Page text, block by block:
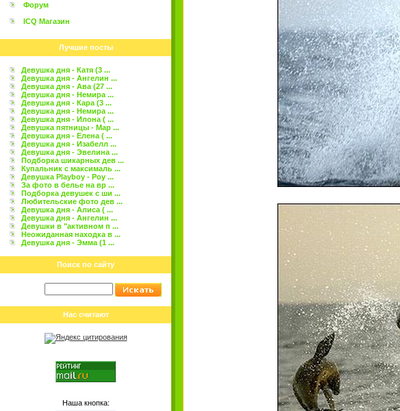
Форум
ICQ Магазин
Лучшие посты
Девушка дня - Катя (3 ...
Девушка дня - Ангелин ...
Девушка дня - Ава (27 ...
Девушка дня - Немира ...
Девушка дня - Кара (3 ...
Девушка дня - Немира ...
Девушка дня - Илона ( ...
Девушка пятницы - Мар ...
Девушка дня - Елена ( ...
Девушка дня - Изабелл ...
Девушка дня - Эвелина ...
Подборка шикарных дев ...
Купальник с максималь ...
Девушка Playboy - Роу ...
За фото в белье на вр ...
Подборка девушек с ши ...
Любительские фото дев ...
Девушка дня - Алиса ( ...
Девушка дня - Ангелин ...
Девушки в "активном п ...
Неожиданная находка в ...
Девушка дня - Эмма (1 ...
Поиск по сайту
Нас считают
Наша кнопка: